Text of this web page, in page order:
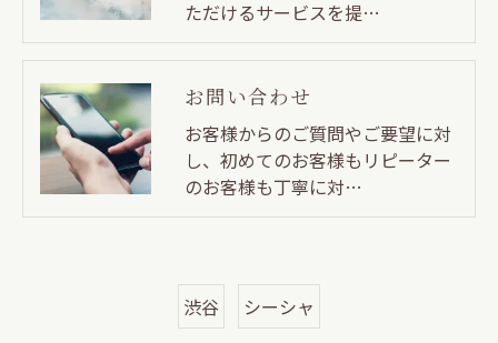
ただけるサービスを提…
お問い合わせ
お客様からのご質問やご要望に対
し、初めてのお客様もリピーター
のお客様も丁寧に対…
渋谷 シーシャ